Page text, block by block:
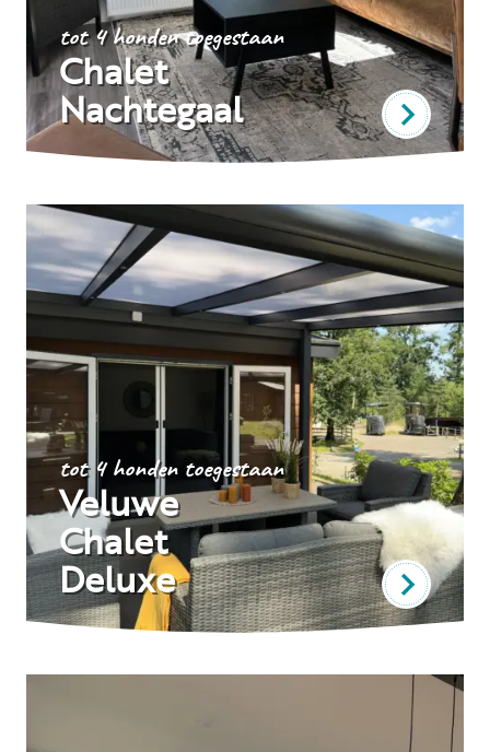
tot 4 honden toegestaan
Chalet
Nachtegaal
tot 4 honden toegestaan
Veluwe
Chalet
Deluxe